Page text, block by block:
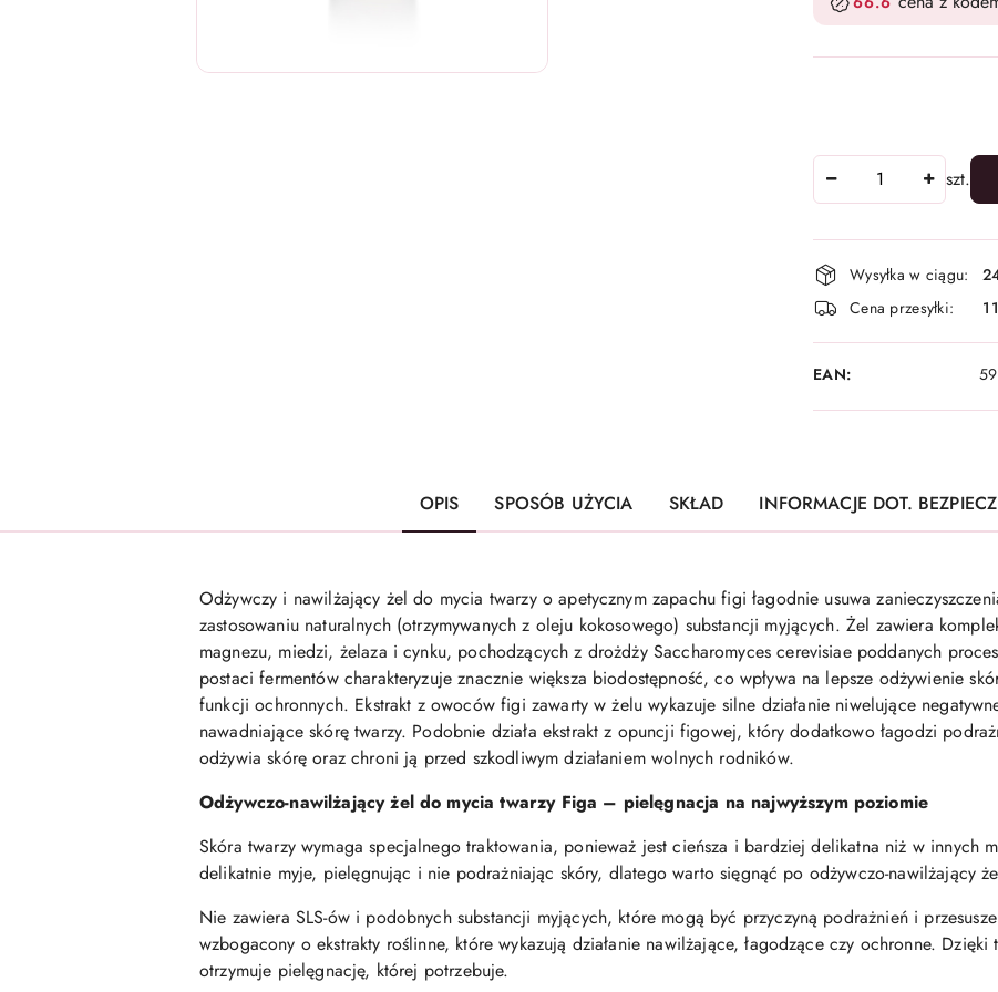
szt.
Dostępność
i
dostawa
Wysyłka w ciągu:
Cena przesyłki:
11
EAN:
OPIS SPOSÓB UŻYCIA SKŁAD INFORMACJE DOT.
Odżywczy i nawilżający żel do mycia twarzy o apetycznym zapachu figi łagodnie usuwa
zastosowaniu naturalnych (otrzymywanych z oleju kokosowego) substancji myjących. Żel zawiera
magnezu, miedzi, żelaza i cynku, pochodzących z drożdży Saccharomyces cerevisiae poddanych
postaci fermentów charakteryzuje znacznie większa biodostępność, co wpływa na lepsze odżywienie
funkcji ochronnych. Ekstrakt z owoców figi zawarty w żelu wykazuje silne działanie niwelujące
nawadniające skórę twarzy. Podobnie działa ekstrakt z opuncji figowej, który dodatkowo łagodzi
odżywia skórę oraz chroni ją przed szkodliwym działaniem wolnych rodników.
Odżywczo-nawilżający żel do mycia twarzy Figa – pielęgnacja na najwyższym poziomie
Skóra twarzy wymaga specjalnego traktowania, ponieważ jest cieńsza i bardziej delikatna niż w innych
delikatnie myje, pielęgnując i nie podrażniając skóry, dlatego warto sięgnąć po odżywczo-nawilżający
Nie zawiera SLS-ów i podobnych substancji myjących, które mogą być przyczyną podrażnień i
wzbogacony o ekstrakty roślinne, które wykazują działanie nawilżające, łagodzące czy ochronne.
otrzymuje pielęgnację, której potrzebuje.